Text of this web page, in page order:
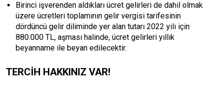
Birinci işverenden aldıkları ücret gelirleri de dahil olmak
üzere ücretleri toplamının gelir vergisi tarifesinin
dördüncü gelir diliminde yer alan tutarı 2022 yılı için
880.000 TL, aşması halinde, ücret gelirleri yıllık
beyanname ile beyan edilecektir.
TERCİH HAKKINIZ VAR!